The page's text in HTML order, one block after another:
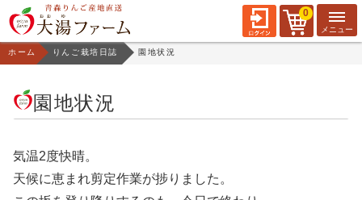
0
ホーム りんご栽培日誌 園地状況
園地状況
気温2度快晴。
天候に恵まれ剪定作業が捗りました。